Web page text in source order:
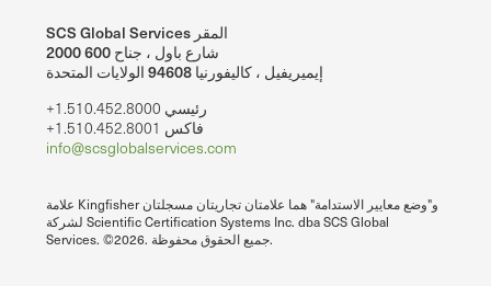
SCS Global Services المقر
2000 شارع باول ، جناح 600
إيميريفيل ، كاليفورنيا 94608 الولايات المتحدة
+1.510.452.8000 رئيسي
+1.510.452.8001 فاكس
info@scsglobalservices.com
علامة Kingfisher و"وضع معايير الاستدامة" هما علامتان تجاريتان مسجلتان
لشركة Scientific Certification Systems Inc. dba SCS Global
Services. ©2026. جميع الحقوق محفوظة.